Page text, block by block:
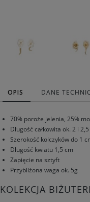
OPIS DANE
70% poroże jelenia, 25%
Długość całkowita ok. 2 i
Szerokość kolczyków do 1
Długość kwiatu 1,5 cm
Zapięcie na sztyft
Przybliżona waga ok. 5g
KOLEKCJA